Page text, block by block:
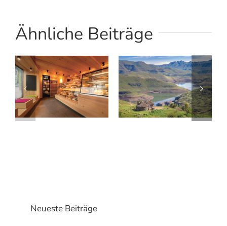
Ähnliche Beiträge
Neueste Beiträge